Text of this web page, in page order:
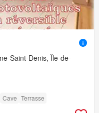
Saint-Denis, Île-de-
Cave Terrasse